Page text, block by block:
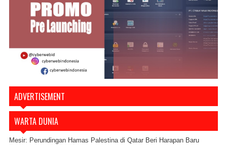
ADVERTISEMENT
WARTA DUNIA
Mesir: Perundingan Hamas Palestina di Qatar Beri Harapan Baru